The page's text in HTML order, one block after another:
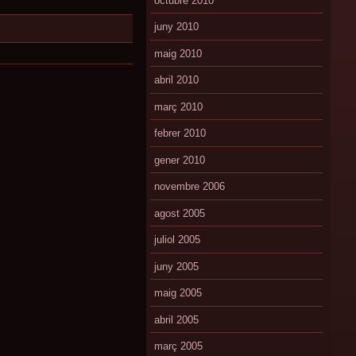
juny 2010
maig 2010
abril 2010
març 2010
febrer 2010
gener 2010
novembre 2006
agost 2005
juliol 2005
juny 2005
maig 2005
abril 2005
març 2005